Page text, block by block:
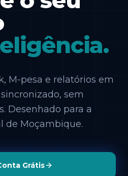
M-pesa e relatórios em
sem
Desenhado para a
de Moçambique.
Grátis